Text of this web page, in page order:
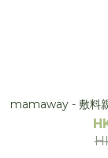
mamaway - 敷料